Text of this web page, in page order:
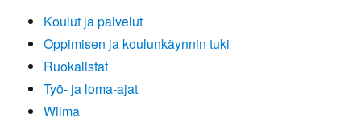
Koulut ja palvelut
Oppimisen ja koulunkäynnin tuki
Ruokalistat
Työ- ja loma-ajat
Wilma